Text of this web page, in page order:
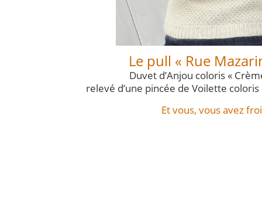
Le pull « Rue
Duvet d’Anjou coloris «
relevé d’une pincée de Voilette coloris
Et vous, vous avez